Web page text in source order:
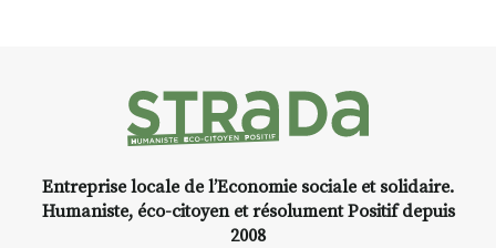
Entreprise locale de l’Economie sociale et solidaire.
Humaniste, éco-citoyen et résolument Positif depuis
2008